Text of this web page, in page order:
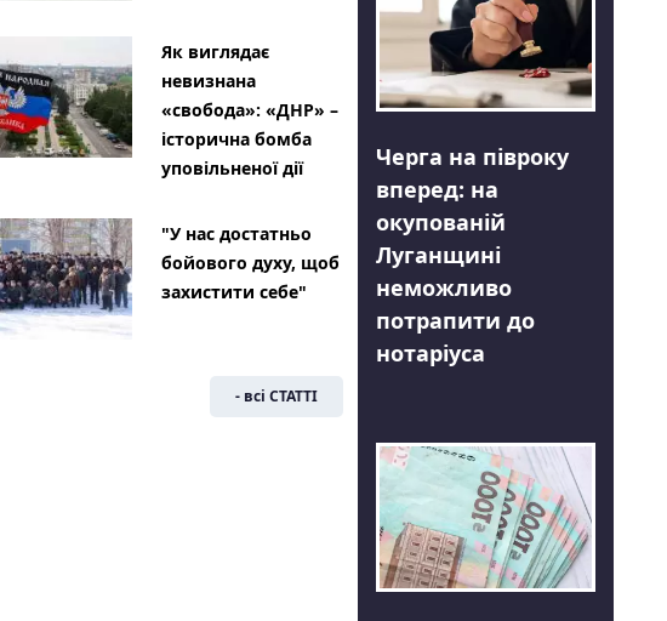
Як виглядає
невизнана
«свобода»: «ДНР» –
історична бомба
уповільненої дії
"У нас достатньо
бойового духу, щоб
захистити себе"
- всі СТАТТІ
Черга на півроку
вперед: на
окупованій
Луганщині
неможливо
потрапити до
нотаріуса